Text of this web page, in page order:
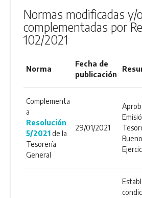
Normas modificadas y/o
complementadas por
102/2021
Norma
Fecha de
publicación
Complementa
a
Resolución
5/2021de la
Tesorería
General
29/01/2021